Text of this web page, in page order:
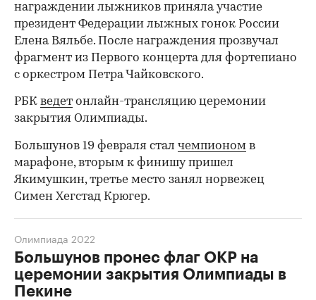
награждении лыжников приняла участие
президент Федерации лыжных гонок России
Елена Вяльбе. После награждения прозвучал
фрагмент из Первого концерта для фортепиано
с оркестром Петра Чайковского.
РБК ведет онлайн-трансляцию церемонии
закрытия Олимпиады.
00:00 / 00:00
Большунов 19 февраля стал чемпионом в
марафоне, вторым к финишу пришел
Якимушкин, третье место занял норвежец
Симен Хегстад Крюгер.
Большунов пронес флаг ОКР на
церемонии закрытия Олимпиады в
Пекине
Олимпиада 2022